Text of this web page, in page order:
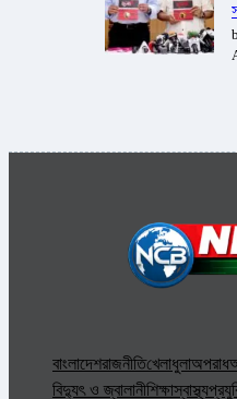
বাংলাদেশরাজনীতিখেলাধুলাঅপরাধ
বিদ্যুৎ ও জ্বালানীশিক্ষাস্বাস্থ্য